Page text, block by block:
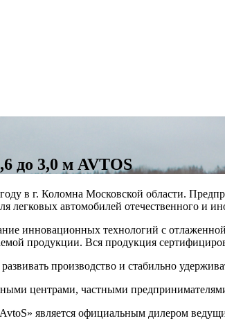
до 3,0 м AVTOS
в г. Коломна Московской области.
автомобилей отечественного и
инновационных технологий с
продукции. Вся продукция
производство и стабильно
центрами, частными
является официальным дилером